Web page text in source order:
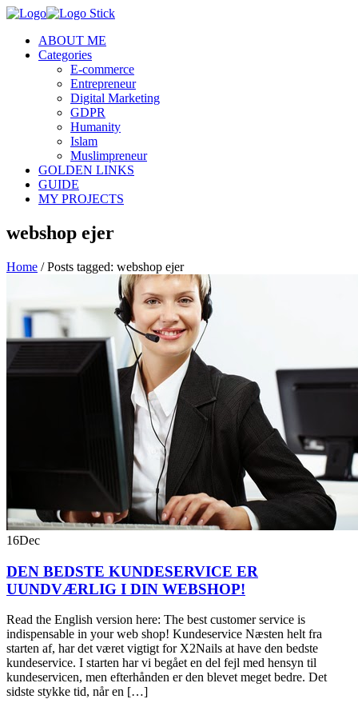
ABOUT ME
Categories
E-commerce
Entrepreneur
Digital Marketing
GDPR
Humanity
Islam
Muslimpreneur
GOLDEN LINKS
GUIDE
MY PROJECTS
webshop ejer
Home /Posts tagged: webshop ejer
16Dec
DEN BEDSTE KUNDESERVICE ER
UUNDVÆRLIG I DIN WEBSHOP!
Read the English version here: The best customer service is
indispensable in your web shop! Kundeservice Næsten helt fra
starten af, har det været vigtigt for X2Nails at have den bedste
kundeservice. I starten har vi begået en del fejl med hensyn til
kundeservicen, men efterhånden er den blevet meget bedre. Det
sidste stykke tid, når en […]